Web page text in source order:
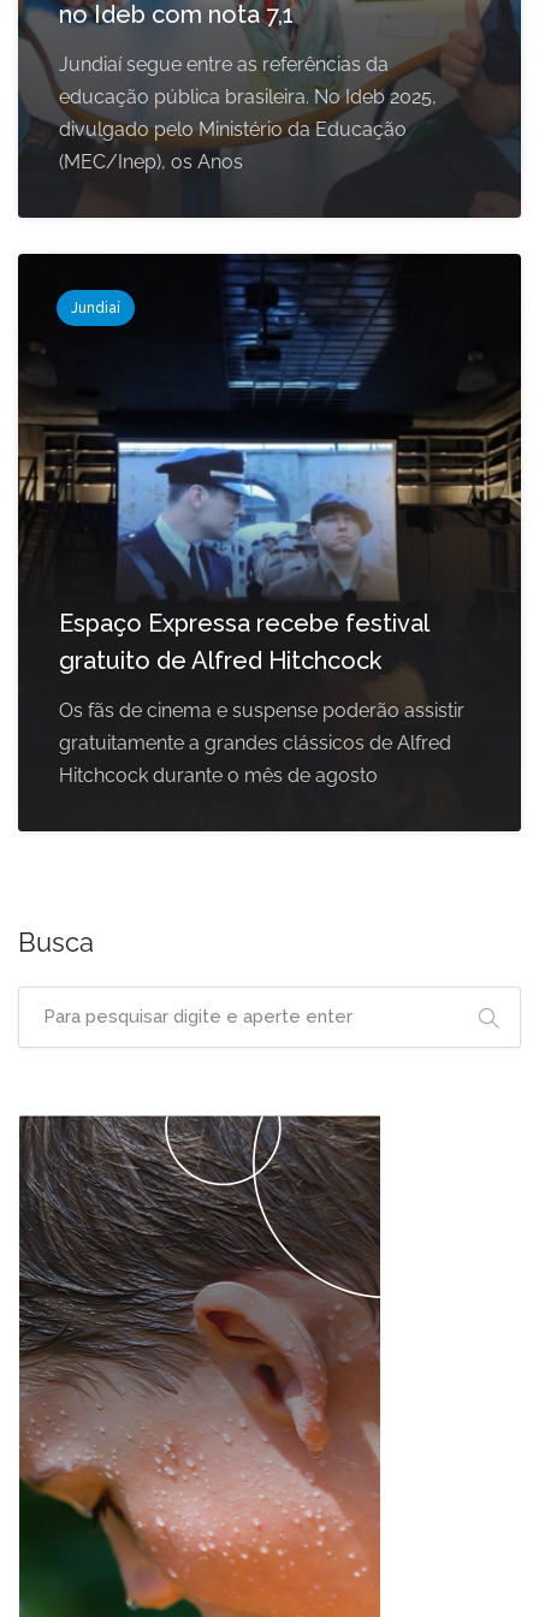
no Ideb com nota 7,1
Jundiaí segue entre as referências da
educação pública brasileira. No Ideb 2025,
divulgado pelo Ministério da Educação
(MEC/Inep), os Anos
Jundiaí
Espaço Expressa recebe festival
gratuito de Alfred Hitchcock
Os fãs de cinema e suspense poderão assistir
gratuitamente a grandes clássicos de Alfred
Hitchcock durante o mês de agosto
Busca